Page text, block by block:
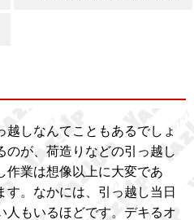
しなんてこともあるでしょ
のが、荷造りなどの引っ越し
作業は想像以上に大変であ
す。なかには、引っ越し当日
人もいるほどです。デキるオ